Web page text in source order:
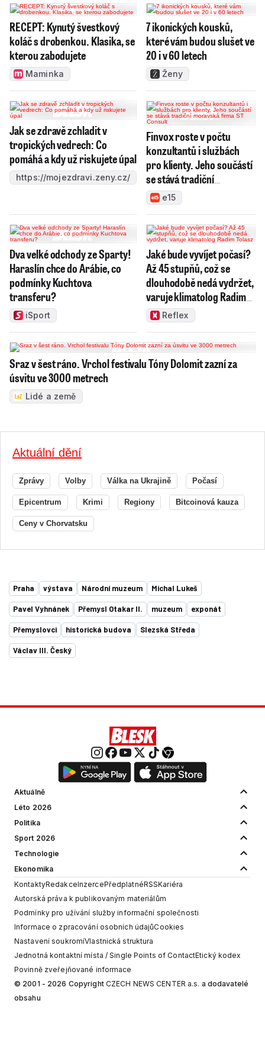
RECEPT: Kynutý švestkový
koláč s drobenkou. Klasika, se
kterou zabodujete
Maminka
7 ikonických kousků,
které vám budou slušet ve
20 i v 60 letech
Ženy
Jak se zdravě zchladit v
tropických vedrech: Co
pomáhá a kdy už riskujete úpal
https://mojezdravi.zeny.cz/
Finvox roste v počtu
konzultantů i službách
pro klienty. Jeho součástí
se stává tradiční
moravská firma ST
Consult
e15
Dva velké odchody ze Sparty!
Haraslín chce do Arábie, co
podmínky Kuchtova
transferu?
iSport
Jaké bude vyvíjet počasí?
Až 45 stupňů, což se
dlouhodobě nedá vydržet,
varuje klimatolog Radim
TolaszReflex
Sraz v šest ráno. Vrchol festivalu Tóny Dolomit zazní za
úsvitu ve 3000 metrech
Lidé a země
Aktuální dění
Zprávy Volby Válka na Ukrajině Počasí
Epicentrum Krimi Regiony Bitcoinová kauza
Ceny v Chorvatsku
Praha výstava Národní muzeum Michal Lukeš
Pavel Vyhnánek Přemysl Otakar II. muzeum exponát
Přemyslovci historická budova Slezská Středa
Václav III. Český
Aktuálně
Léto 2026
Politika
Sport 2026
Technologie
Ekonomika
KontaktyRedakceInzercePředplatnéRSSKariéra
Autorská práva k publikovaným materiálům
Podmínky pro užívání služby informační společnosti
Informace o zpracování osobních údajůCookies
Nastavení soukromíVlastnická struktura
Jednotná kontaktní místa / Single Points of ContactEtický kodex
Povinně zveřejňované informace
© 2001 - 2026 Copyright CZECH NEWS CENTER a.s. a dodavatelé
obsahu